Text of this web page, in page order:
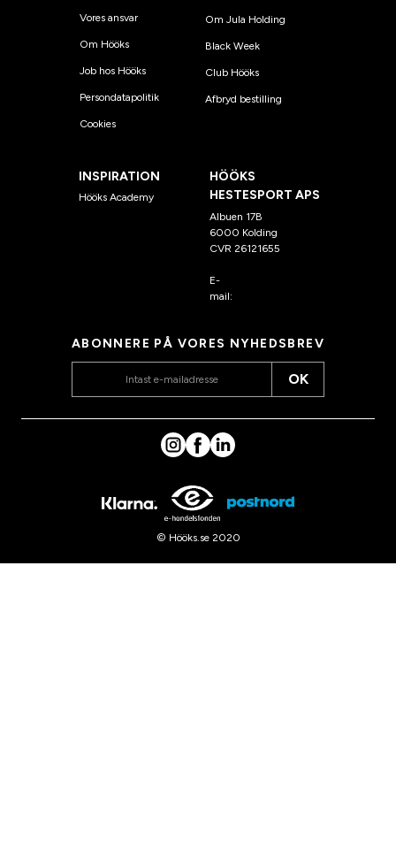
Vores ansvar
Om Hööks
Job hos Hööks
Persondatapolitik
Cookies
Om Jula Holding
Black Week
Club Hööks
Afbryd bestilling
INSPIRATION
Hööks Academy
HÖÖKS
HESTESPORT APS
Albuen 17B
6000 Kolding
CVR 26121655
E-
mail:
ABONNERE PÅ VORES NYHEDSBREV
OK
© Hööks.se 2020